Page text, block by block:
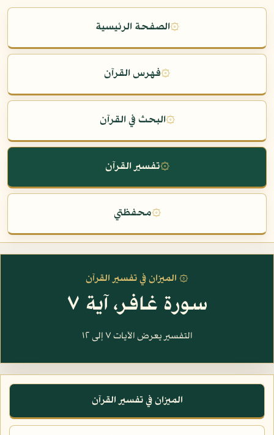
۞الصفحة الرئيسية
۞فهرس القرآن
۞البحث في القرآن
۞تفسير القرآن
۞محفظتي
۞ الميزان في تفسير القرآن
سورة غافر، آية ٧
التفسير يعرض الآيات ٧ إلى ١٢
الميزان في تفسير القرآن